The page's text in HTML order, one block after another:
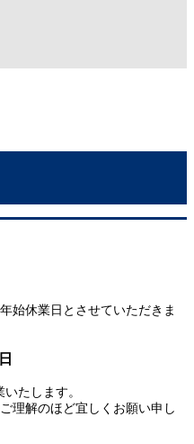
始休業日とさせていただきま
たします。
理解のほど宜しくお願い申し